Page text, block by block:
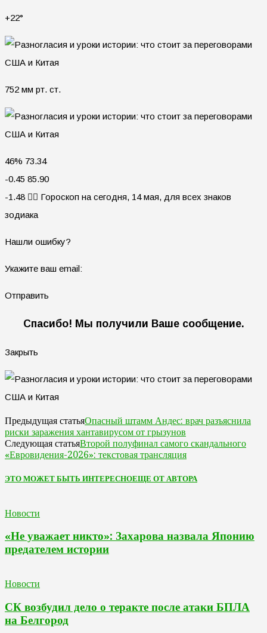
+22°
752 мм рт. ст.
46% 73.34
-0.45 85.90
-1.48 🧙‍♀ Гороскоп на сегодня, 14 мая, для всех знаков
зодиака
Нашли ошибку?
Укажите ваш email:
Отправить
Спасибо! Мы получили Ваше сообщение.
Закрыть
Предыдущая статьяОпасный штамм Андес: врач разъяснила
риски заражения хантавирусом от грызунов
Следующая статьяВторой полуфинал самого скандального
«Евровидения-2026»: текстовая трансляция
ЭТО МОЖЕТ БЫТЬ ИНТЕРЕСНОЕЩЕ ОТ АВТОРА
Новости
«Не уважает никто»: Захарова назвала Японию
предателем истории
Новости
СК возбудил дело о теракте после атаки БПЛА
на Белгород